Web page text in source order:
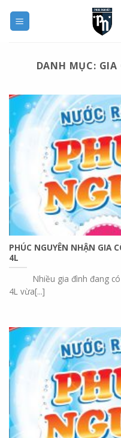
DANH MỤC: GIA
PHÚC NGUYÊN NHẬN GIA
4L
Nhiều gia đình đang có
4L vừa[...]